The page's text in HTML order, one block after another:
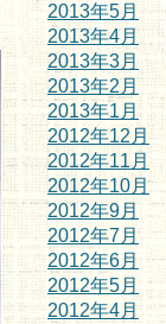
2013年5月
2013年4月
2013年3月
2013年2月
2013年1月
2012年12月
2012年11月
2012年10月
2012年9月
2012年7月
2012年6月
2012年5月
2012年4月